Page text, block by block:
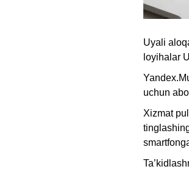
Uyali
loyihalar
uchun
Xizmat